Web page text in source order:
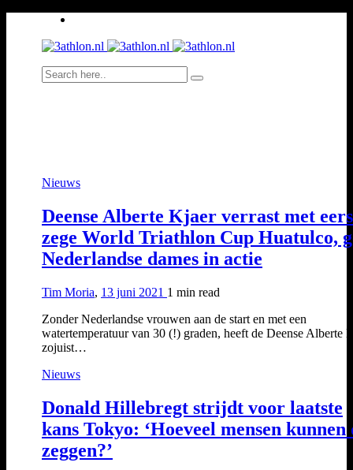
Nieuws
Deense Alberte Kjaer verrast met
zege World Triathlon Cup Huatulco,
Nederlandse dames in actie
Tim Moria, 13 juni 2021 1 min read
Zonder Nederlandse vrouwen aan de start en met een
watertemperatuur van 30 (!) graden, heeft de Deense Alberte
zojuist…
Nieuws
Donald Hillebregt strijdt voor laatste
kans Tokyo: ‘Hoeveel mensen kunnen
zeggen?’